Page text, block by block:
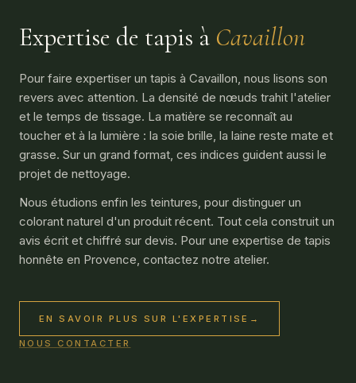
Expertise de tapis à Cavaillon
Pour faire expertiser un tapis à Cavaillon, nous lisons son
revers avec attention. La densité de nœuds trahit l'atelier
et le temps de tissage. La matière se reconnaît au
toucher et à la lumière : la soie brille, la laine reste mate et
grasse. Sur un grand format, ces indices guident aussi le
projet de nettoyage.
Nous étudions enfin les teintures, pour distinguer un
colorant naturel d'un produit récent. Tout cela construit un
avis écrit et chiffré sur devis. Pour une expertise de tapis
honnête en Provence, contactez notre atelier.
EN SAVOIR PLUS SUR L'EXPERTISE →
NOUS CONTACTER